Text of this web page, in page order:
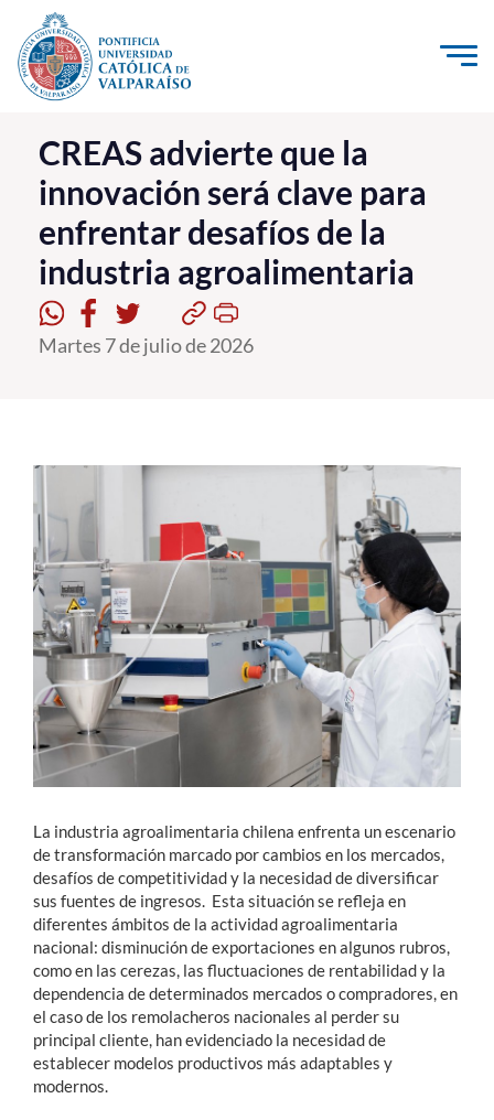
Click acá para ir directamente al contenido
La Universidad
Investigación, Creación e Innovación
PUCV Internacional
Vinculación con el Medio
Admisión
Formación Continua
Estudiantes
Académicos
Funcionarios
Alumni
English
CREAS advierte que la
innovación será clave para
enfrentar desafíos de la
industria agroalimentaria
Martes 7 de julio de 2026
La industria agroalimentaria chilena enfrenta un escenario
de transformación marcado por cambios en los mercados,
desafíos de competitividad y la necesidad de diversificar
sus fuentes de ingresos. Esta situación se refleja en
diferentes ámbitos de la actividad agroalimentaria
nacional: disminución de exportaciones en algunos rubros,
como en las cerezas, las fluctuaciones de rentabilidad y la
dependencia de determinados mercados o compradores, en
el caso de los remolacheros nacionales al perder su
principal cliente, han evidenciado la necesidad de
establecer modelos productivos más adaptables y
modernos.